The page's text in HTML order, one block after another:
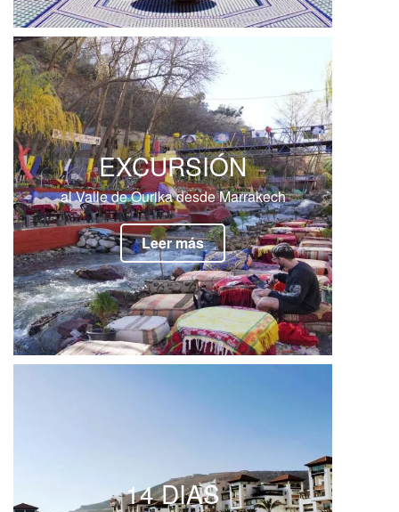
EXCURSIÓN
al Valle de Ourika desde Marrakech
Leer más
14 DIAS